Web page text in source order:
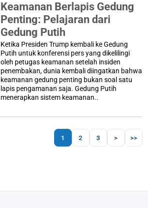
Keamanan Berlapis Gedung
Penting: Pelajaran dari
Gedung Putih
Ketika Presiden Trump kembali ke Gedung
Putih untuk konferensi pers yang dikelilingi
oleh petugas keamanan setelah insiden
penembakan, dunia kembali diingatkan bahwa
keamanan gedung penting bukan soal satu
lapis pengamanan saja. Gedung Putih
menerapkan sistem keamanan..
1 2 3 > >>